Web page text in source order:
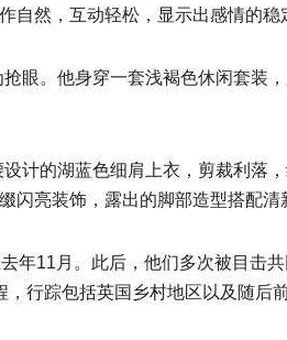
自然，互动轻松，显示出感情的稳
眼。他身穿一套浅褐色休闲套装
计的湖蓝色细肩上衣，剪裁利落
亮装饰，露出的脚部造型搭配清
年11月。此后，他们多次被目击
行踪包括英国乡村地区以及随后前